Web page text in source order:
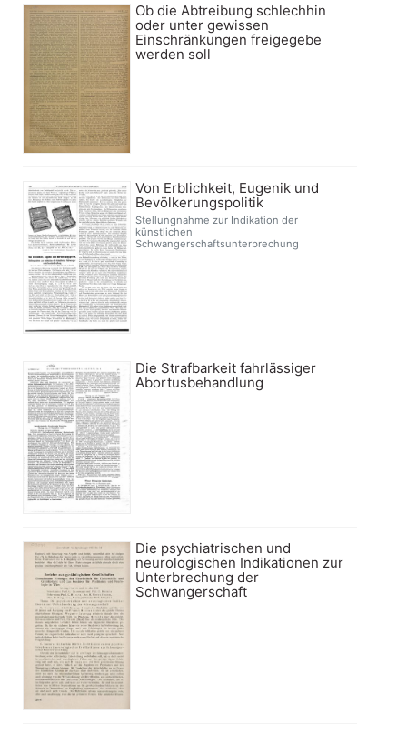
Ob die Abtreibung schlechhin
oder unter gewissen
Einschränkungen freigegebe
werden soll
Von Erblichkeit, Eugenik und
Bevölkerungspolitik
Stellungnahme zur Indikation der
künstlichen
Schwangerschaftsunterbrechung
Die Strafbarkeit fahrlässiger
Abortusbehandlung
Die psychiatrischen und
neurologischen Indikationen zur
Unterbrechung der
Schwangerschaft